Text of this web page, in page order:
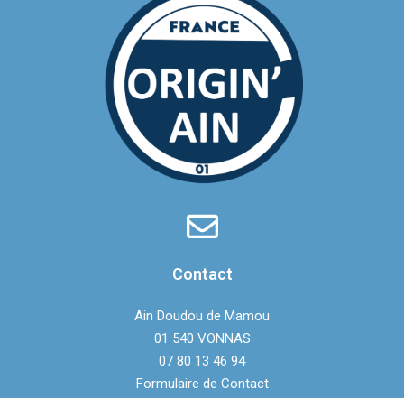
Contact
Ain Doudou de Mamou
01 540 VONNAS
07 80 13 46 94‬
Formulaire de Contact